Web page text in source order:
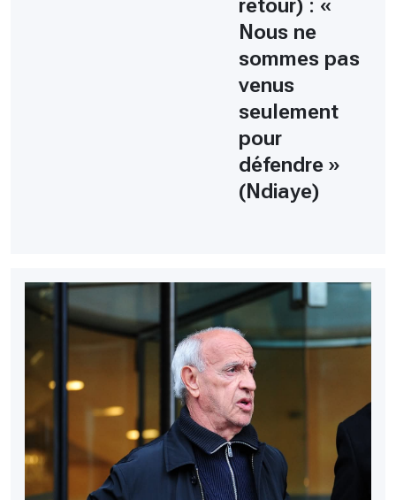
retour) : «
Nous ne
sommes pas
venus
seulement
pour
défendre »
(Ndiaye)